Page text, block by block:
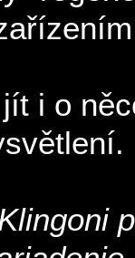
i o